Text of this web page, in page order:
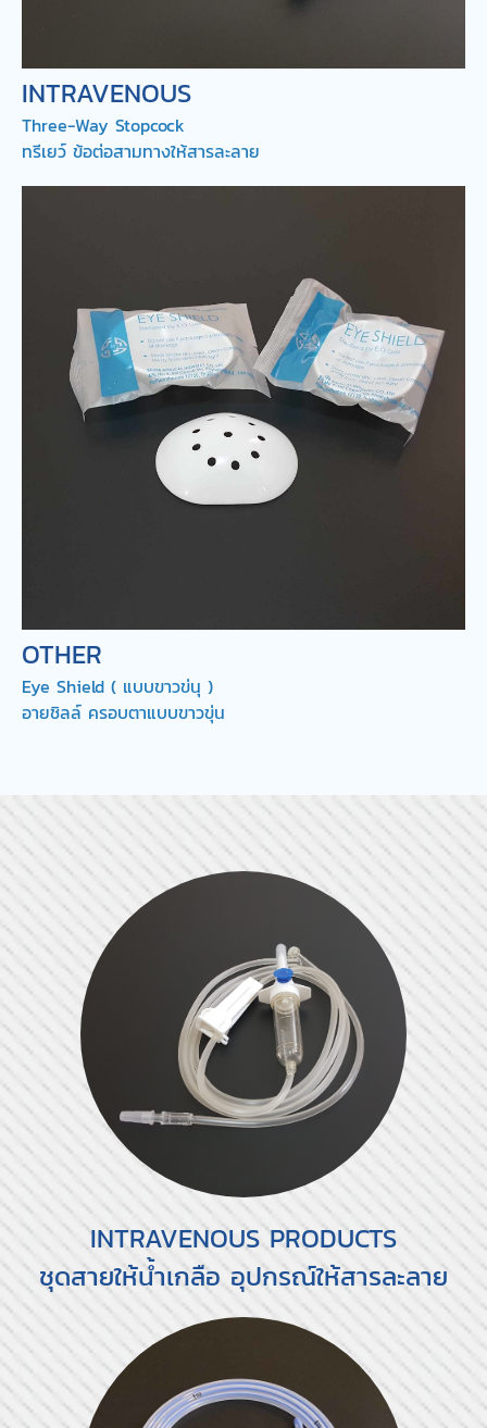
INTRAVENOUS
Three-Way Stopcock
ทรีเยว์ ข้อต่อสามทางให้สารละลาย
OTHER
Eye Shield ( แบบขาวข่นุ )
อายชิลล์ ครอบตาแบบขาวขุ่น
INTRAVENOUS PRODUCTS
ชุดสายให้น้ำเกลือ อุปกรณ์ให้สารละลาย